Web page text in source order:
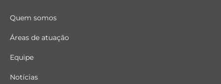
Quem somos
Áreas de atuação
Equipe
Notícias